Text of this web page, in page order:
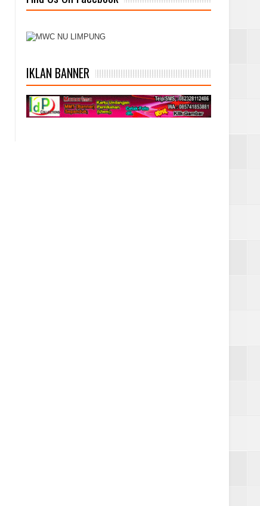
IKLAN BANNER